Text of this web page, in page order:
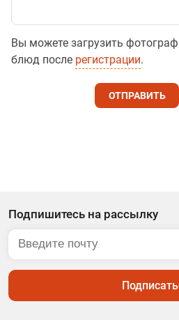
Вы можете загрузить
блюд после регистрации.
ОТПРАВИТЬ
Подпишитесь на рассылку